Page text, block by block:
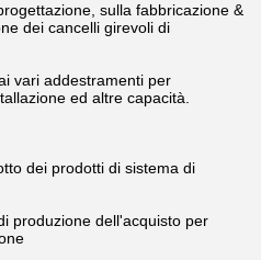
sulla fabbricazione &
dei cancelli girevoli di
vari addestramenti per
ed altre capacità.
dei prodotti di sistema di
produzione dell'acquisto per